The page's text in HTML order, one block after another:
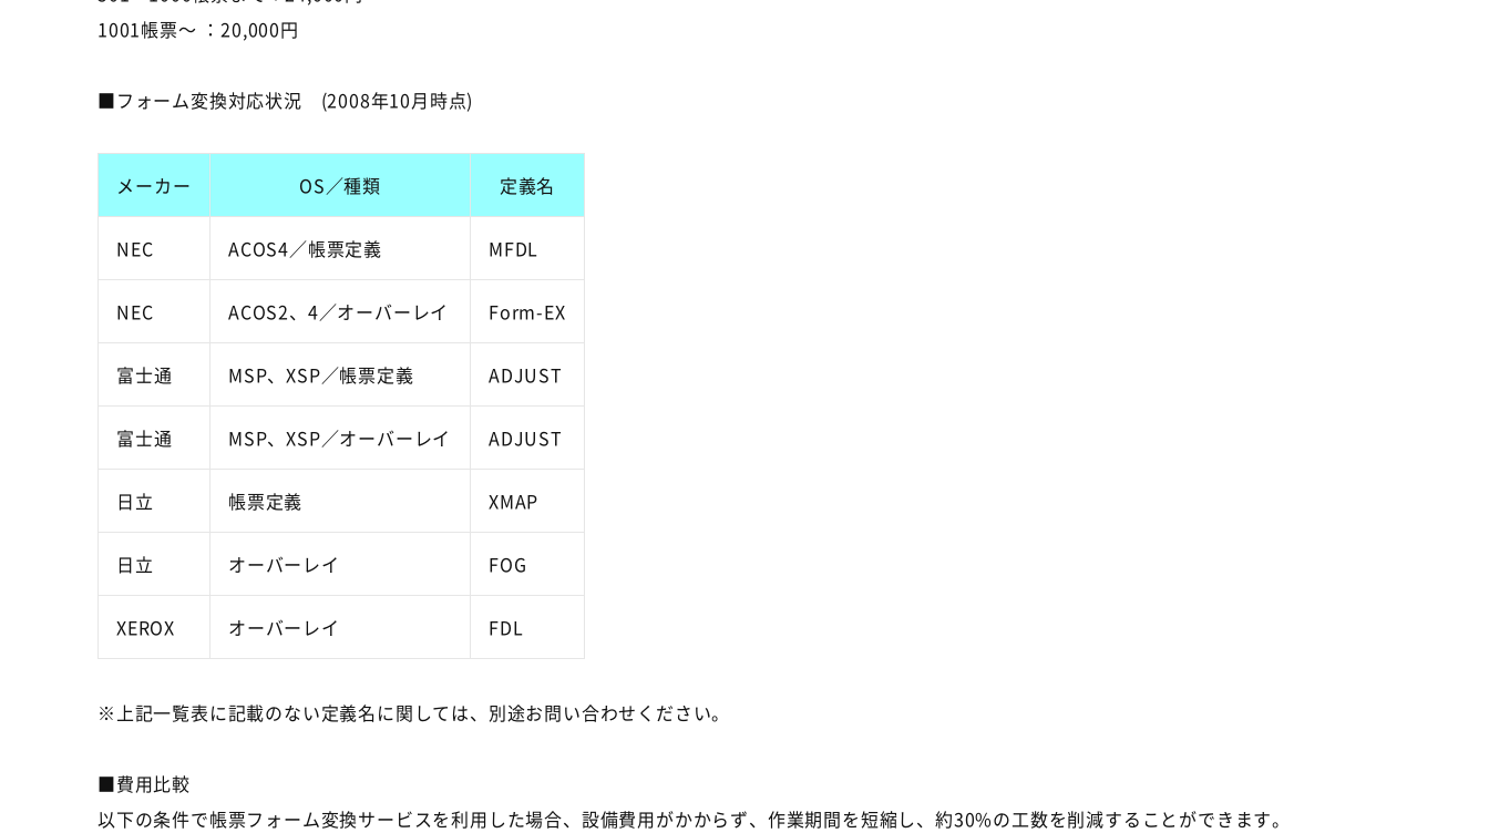
1001帳票～ ：20,000円
■フォーム変換対応状況 (2008年10月時点)
メーカー OS／種類 定義名
NEC ACOS4／帳票定義 MFDL
NEC ACOS2、4／オーバーレイ Form-EX
富士通 MSP、XSP／帳票定義 ADJUST
富士通 MSP、XSP／オーバーレイ ADJUST
日立 帳票定義 XMAP
日立 オーバーレイ FOG
XEROX オーバーレイ FDL
※上記一覧表に記載のない定義名に関しては、別途お問い合わせください。
■費用比較
以下の条件で帳票フォーム変換サービスを利用した場合、設備費用がかからず、作業期間を短縮し、約30%の工数を削減することができます。